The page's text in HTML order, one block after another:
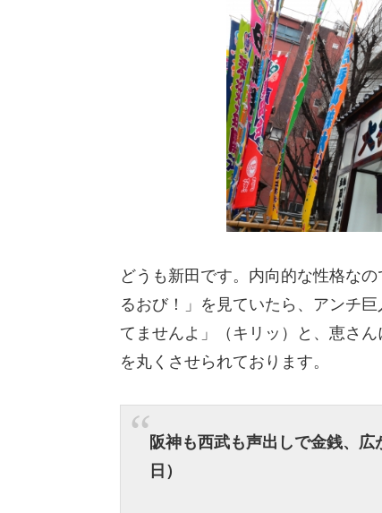
どうも新田です。内向的な性格な
るおび！」を見ていたら、アンチ
てませんよ」（キリッ）と、恵さ
を丸くさせられております。
阪神も西武も声出しで金銭、
日）